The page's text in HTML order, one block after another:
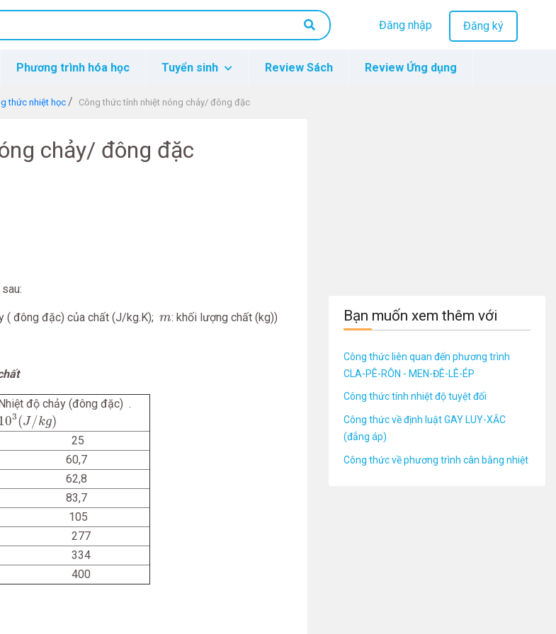
Đăng nhập Đăng ký
Phương trình hóa học Tuyển sinh Review Sách Review Ứng dụng
thức nhiệt học Công thức tính nhiệt nóng chảy/ đông đặc
chảy/ đông đặc
( đông đặc) của chất (J/kg.K); m
m: khối lượng chất (kg))
độ chảy (đông đặc) .
3(J/kg)
3( J/kg)
25
60,7
62,8
83,7
105
277
334
400
Bạn muốn xem thêm với
Công thức liên quan đến phương trình
CLA-PÊ-RÔN - MEN-ĐÊ-LÊ-ÉP
Công thức tính nhiệt độ tuyệt đối
Công thức về định luật GAY LUY-XẮC
(đẳng áp)
Công thức về phương trình cân bằng nhiệt